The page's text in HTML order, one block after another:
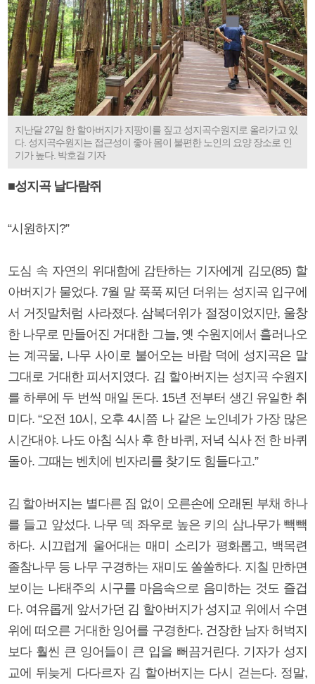
지난달 27일 한 할아버지가 지팡이를 짚고 성지곡수원지로 올라가고 있
다. 성지곡수원지는 접근성이 좋아 몸이 불편한 노인의 요양 장소로 인
기가 높다. 박호걸 기자
■성지곡 날다람쥐
“시원하지?”
도심 속 자연의 위대함에 감탄하는 기자에게 김모(85) 할
아버지가 물었다. 7월 말 푹푹 찌던 더위는 성지곡 입구에
서 거짓말처럼 사라졌다. 삼복더위가 절정이었지만, 울창
한 나무로 만들어진 거대한 그늘, 옛 수원지에서 흘러나오
는 계곡물, 나무 사이로 불어오는 바람 덕에 성지곡은 말
그대로 거대한 피서지였다. 김 할아버지는 성지곡 수원지
를 하루에 두 번씩 매일 돈다. 15년 전부터 생긴 유일한 취
미다. “오전 10시, 오후 4시쯤 나 같은 노인네가 가장 많은
시간대야. 나도 아침 식사 후 한 바퀴, 저녁 식사 전 한 바퀴
돌아. 그때는 벤치에 빈자리를 찾기도 힘들다고.”
김 할아버지는 별다른 짐 없이 오른손에 오래된 부채 하나
를 들고 앞섰다. 나무 덱 좌우로 높은 키의 삼나무가 빽빽
하다. 시끄럽게 울어대는 매미 소리가 평화롭고, 백목련
졸참나무 등 나무 구경하는 재미도 쏠쏠하다. 지칠 만하면
보이는 나태주의 시구를 마음속으로 음미하는 것도 즐겁
다. 여유롭게 앞서가던 김 할아버지가 성지교 위에서 수면
위에 떠오른 거대한 잉어를 구경한다. 건장한 남자 허벅지
보다 훨씬 큰 잉어들이 큰 입을 뻐끔거린다. 기자가 성지
교에 뒤늦게 다다르자 김 할아버지는 다시 걷는다. 정말,